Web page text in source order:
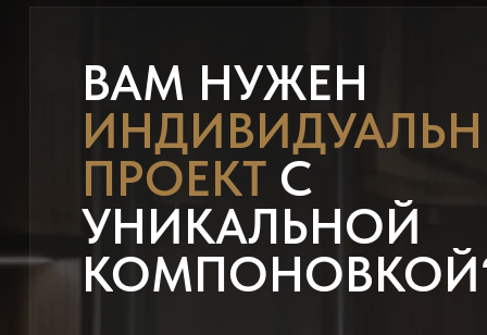
ВАМ НУЖЕН
ПРОЕКТС
УНИКАЛЬНОЙ